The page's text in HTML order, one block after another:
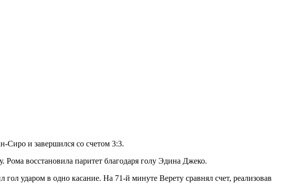
Сиро и завершился со счетом 3:3.
восстановила паритет благодаря голу Эдина Джеко.
ударом в одно касание. На 71-й минуте Верету сравнял счет, реализовав